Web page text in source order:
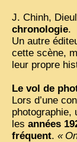
J. Chinh,
chronologie.
Un autre
cette scène,
leur propre
Le vol de
Lors d’une
photographie,
les années
fréquent. «